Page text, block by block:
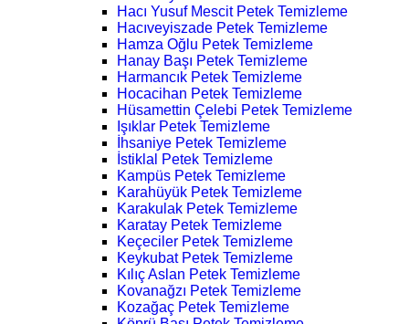
Hacı Yusuf Mescit Petek Temizleme
Hacıveyiszade Petek Temizleme
Hamza Oğlu Petek Temizleme
Hanay Başı Petek Temizleme
Harmancık Petek Temizleme
Hocacihan Petek Temizleme
Hüsamettin Çelebi Petek Temizleme
Işıklar Petek Temizleme
İhsaniye Petek Temizleme
İstiklal Petek Temizleme
Kampüs Petek Temizleme
Karahüyük Petek Temizleme
Karakulak Petek Temizleme
Karatay Petek Temizleme
Keçeciler Petek Temizleme
Keykubat Petek Temizleme
Kılıç Aslan Petek Temizleme
Kovanağzı Petek Temizleme
Kozağaç Petek Temizleme